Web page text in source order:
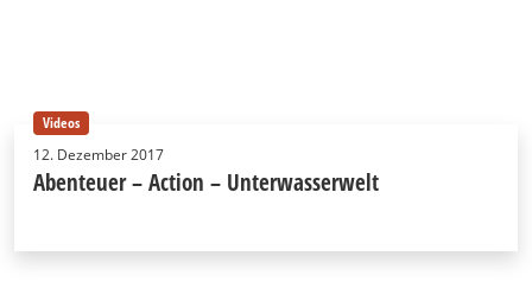
Videos
12. Dezember 2017
Abenteuer – Action – Unterwasserwelt